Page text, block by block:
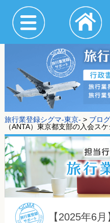
旅行業登録シグマ-東京- > ブログ
（ANTA）東京都支部の入会ス
【2025年6